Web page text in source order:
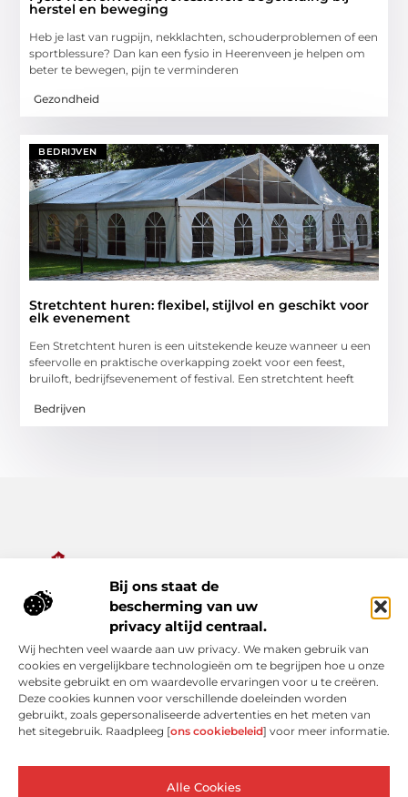
Bij ons staat de
bescherming van uw
privacy altijd centraal.
Wij hechten veel waarde aan uw privacy. We maken gebruik van
cookies en vergelijkbare technologieën om te begrijpen hoe u onze
website gebruikt en om waardevolle ervaringen voor u te creëren.
Deze cookies kunnen voor verschillende doeleinden worden
gebruikt, zoals gepersonaliseerde advertenties en het meten van
het sitegebruik. Raadpleeg [ons cookiebeleid] voor meer informatie.
Alle Cookies
herstel en beweging
Heb je last van rugpijn, nekklachten, schouderproblemen of een
sportblessure? Dan kan een fysio in Heerenveen je helpen om
beter te bewegen, pijn te verminderen
Gezondheid
BEDRIJVEN
Stretchtent huren: flexibel, stijlvol en geschikt voor
elk evenement
Een Stretchtent huren is een uitstekende keuze wanneer u een
sfeervolle en praktische overkapping zoekt voor een feest,
bruiloft, bedrijfsevenement of festival. Een stretchtent heeft
Bedrijven
Alles wat je nodig hebt voor een rijker dagelijks leven.
Ontdek een diverse verzameling van blogs en artikelen die je
inspireren, informeren en verrijken – van praktische tips tot
bijzondere verhalen.
Bericht categorie
Onze informatie